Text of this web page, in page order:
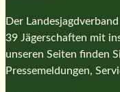
Der
39 Jägerschaften mit
unseren Seiten finden
Pressemeldungen,